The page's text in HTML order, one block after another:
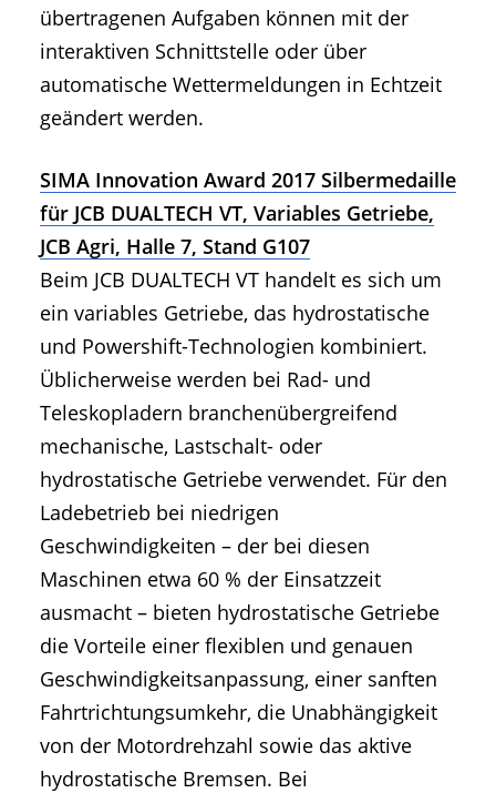
übertragenen Aufgaben können mit der
interaktiven Schnittstelle oder über
automatische Wettermeldungen in Echtzeit
geändert werden.
SIMA Innovation Award 2017 Silbermedaille
für JCB DUALTECH VT, Variables Getriebe,
JCB Agri, Halle 7, Stand G107
Beim JCB DUALTECH VT handelt es sich um
ein variables Getriebe, das hydrostatische
und Powershift-Technologien kombiniert.
Üblicherweise werden bei Rad- und
Teleskopladern branchenübergreifend
mechanische, Lastschalt- oder
hydrostatische Getriebe verwendet. Für den
Ladebetrieb bei niedrigen
Geschwindigkeiten – der bei diesen
Maschinen etwa 60 % der Einsatzzeit
ausmacht – bieten hydrostatische Getriebe
die Vorteile einer flexiblen und genauen
Geschwindigkeitsanpassung, einer sanften
Fahrtrichtungsumkehr, die Unabhängigkeit
von der Motordrehzahl sowie das aktive
hydrostatische Bremsen. Bei